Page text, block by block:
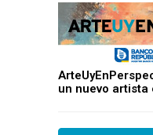
un nuevo artista